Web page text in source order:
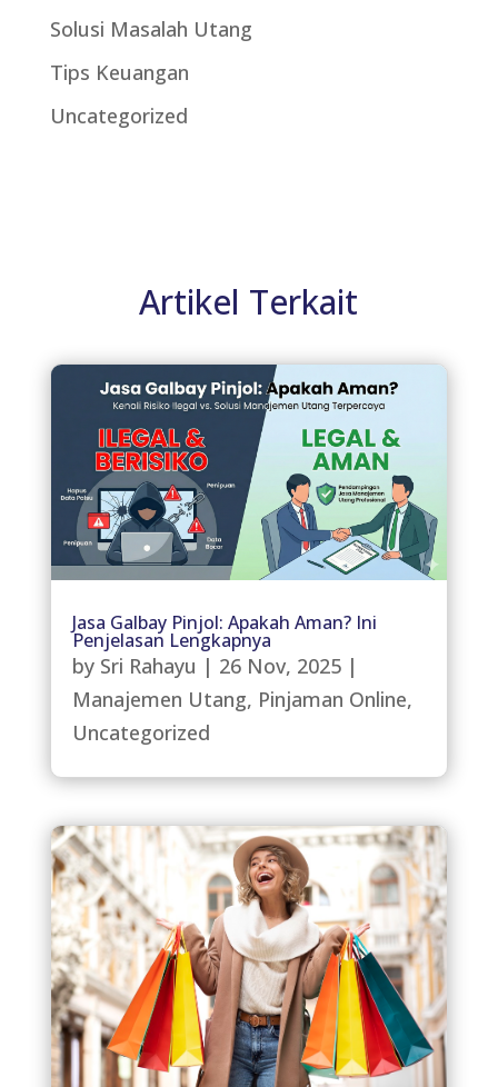
Solusi Masalah Utang
Tips Keuangan
Uncategorized
Artikel Terkait
Jasa Galbay Pinjol: Apakah Aman? Ini
Penjelasan Lengkapnya
by Sri Rahayu | 26 Nov, 2025|
Manajemen Utang, Pinjaman Online,
Uncategorized